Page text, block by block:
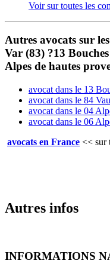
Voir sur toutes les
Autres avocats sur
Var (83) ?13
Alpes de hautes
avocat dans le 13
avocat dans le 84
avocat dans le 04
avocat dans le 06
avocats en France << sur
Autres infos
INFORMATIONS